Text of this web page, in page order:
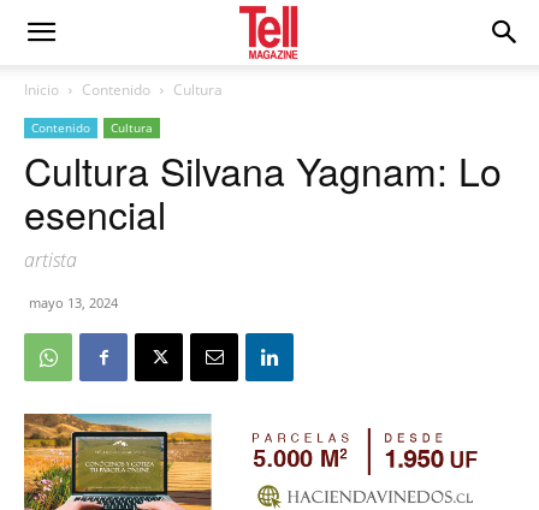
Inicio Contenido Cultura
Contenido Cultura
Cultura Silvana Yagnam: Lo
esencial
artista
mayo 13, 2024